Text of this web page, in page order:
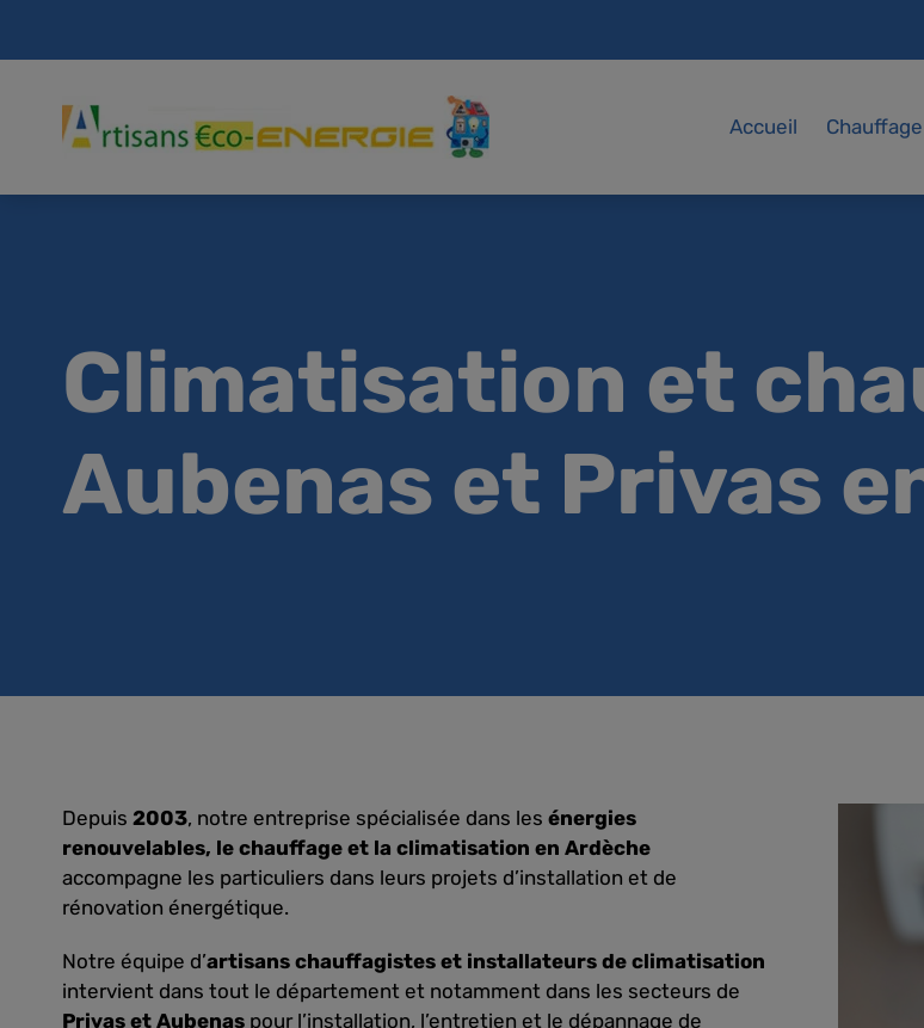
Accueil Chauffage
Climatisation et
Aubenas et Privas
Depuis 2003, notre entreprise spécialisée dans les énergies
renouvelables, le chauffage et la climatisation en Ardèche
accompagne les particuliers dans leurs projets d’installation et de
rénovation énergétique.
Notre équipe d’artisans chauffagistes et installateurs de climatisation
intervient dans tout le département et notamment dans les secteurs de
Privas et Aubenas pour l’installation, l’entretien et le dépannage de